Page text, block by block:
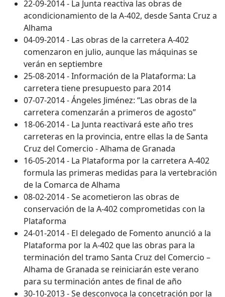
22-09-2014 - La Junta reactiva las obras de
acondicionamiento de la A-402, desde Santa Cruz a
Alhama
04-09-2014 - Las obras de la carretera A-402
comenzaron en julio, aunque las máquinas se
verán en septiembre
25-08-2014 - Información de la Plataforma: La
carretera tiene presupuesto para 2014
07-07-2014 - Ángeles Jiménez: “Las obras de la
carretera comenzarán a primeros de agosto”
18-06-2014 - La Junta reactivará este año tres
carreteras en la provincia, entre ellas la de Santa
Cruz del Comercio - Alhama de Granada
16-05-2014 - La Plataforma por la carretera A-402
formula las primeras medidas para la vertebración
de la Comarca de Alhama
08-02-2014 - Se acometieron las obras de
conservación de la A-402 comprometidas con la
Plataforma
24-01-2014 - El delegado de Fomento anunció a la
Plataforma por la A-402 que las obras para la
terminación del tramo Santa Cruz del Comercio –
Alhama de Granada se reiniciarán este verano
para su terminación antes de final de año
30-10-2013 - Se desconvoca la concetración por la